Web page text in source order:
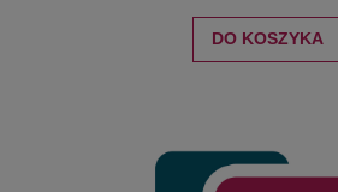
DO KOSZYKA